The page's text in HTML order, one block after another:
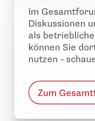
Im
Diskussionen
als
können Sie
nutzen -
Zum